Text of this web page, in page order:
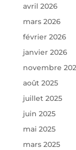
avril 2026
mars 2026
février 2026
janvier 2026
novembre
août 2025
juillet 2025
juin 2025
mai 2025
mars 2025